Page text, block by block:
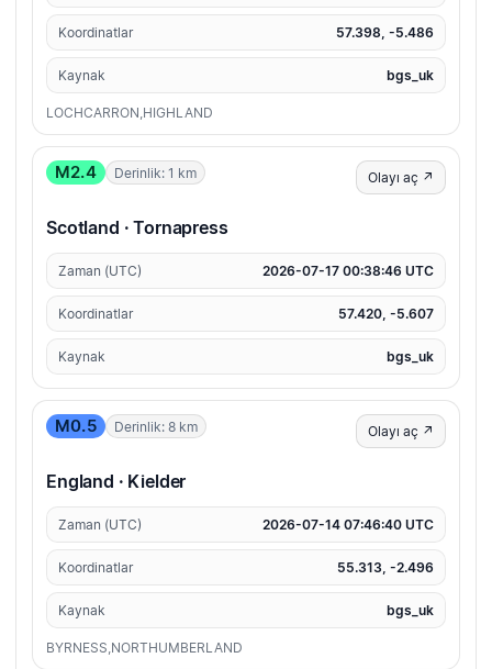
Koordinatlar 57.398, -5.486
Kaynak bgs_uk
LOCHCARRON,HIGHLAND
M2.4 Derinlik: 1 km Olayı aç ↗
Scotland · Tornapress
Zaman (UTC) 2026-07-17 00:38:46 UTC
Koordinatlar 57.420, -5.607
Kaynak bgs_uk
M0.5 Derinlik: 8 km Olayı aç ↗
England · Kielder
Zaman (UTC) 2026-07-14 07:46:40 UTC
Koordinatlar 55.313, -2.496
Kaynak bgs_uk
BYRNESS,NORTHUMBERLAND